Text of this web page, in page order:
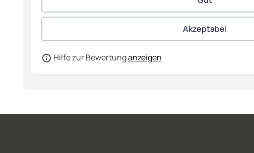
Hilfe zur Bewertunganzeigen